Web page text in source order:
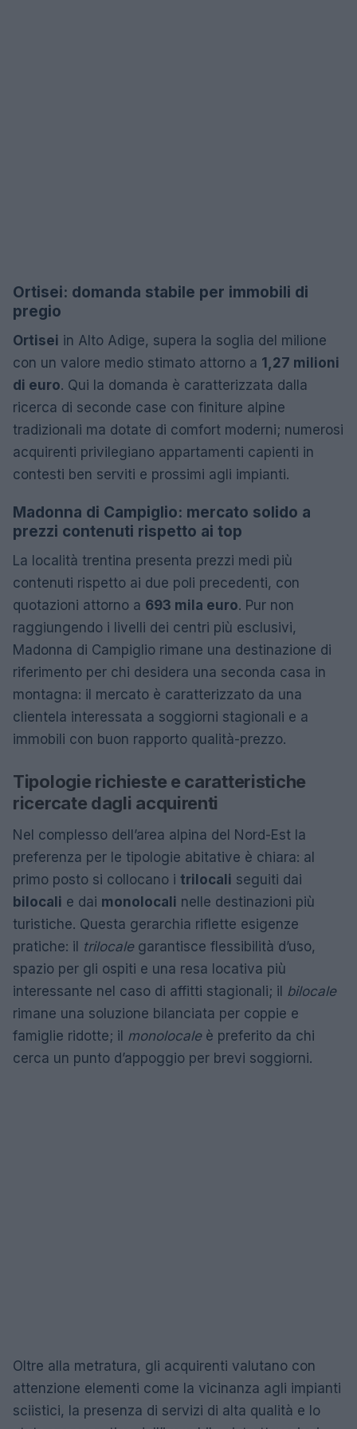
Ortisei: domanda stabile per immobili di
pregio
Ortisei in Alto Adige, supera la soglia del milione
con un valore medio stimato attorno a 1,27 milioni
di euro. Qui la domanda è caratterizzata dalla
ricerca di seconde case con finiture alpine
tradizionali ma dotate di comfort moderni; numerosi
acquirenti privilegiano appartamenti capienti in
contesti ben serviti e prossimi agli impianti.
Madonna di Campiglio: mercato solido a
prezzi contenuti rispetto ai top
La località trentina presenta prezzi medi più
contenuti rispetto ai due poli precedenti, con
quotazioni attorno a 693 mila euro. Pur non
raggiungendo i livelli dei centri più esclusivi,
Madonna di Campiglio rimane una destinazione di
riferimento per chi desidera una seconda casa in
montagna: il mercato è caratterizzato da una
clientela interessata a soggiorni stagionali e a
immobili con buon rapporto qualità-prezzo.
Tipologie richieste e caratteristiche
ricercate dagli acquirenti
Nel complesso dell’area alpina del Nord-Est la
preferenza per le tipologie abitative è chiara: al
primo posto si collocano i trilocali seguiti dai
bilocali e dai monolocali nelle destinazioni più
turistiche. Questa gerarchia riflette esigenze
pratiche: il trilocalegarantisce flessibilità d’uso,
spazio per gli ospiti e una resa locativa più
interessante nel caso di affitti stagionali; il bilocale
rimane una soluzione bilanciata per coppie e
famiglie ridotte; il monolocaleè preferito da chi
cerca un punto d’appoggio per brevi soggiorni.
Oltre alla metratura, gli acquirenti valutano con
attenzione elementi come la vicinanza agli impianti
sciistici, la presenza di servizi di alta qualità e lo